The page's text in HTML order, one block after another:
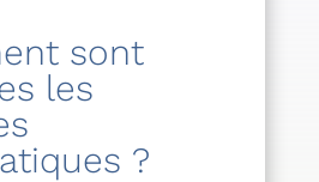
sont
les
?